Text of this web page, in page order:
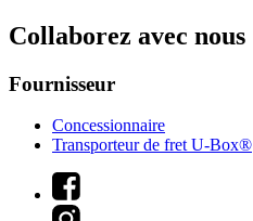
Collaborez avec nous
Fournisseur
Concessionnaire
Transporteur de fret U-Box®